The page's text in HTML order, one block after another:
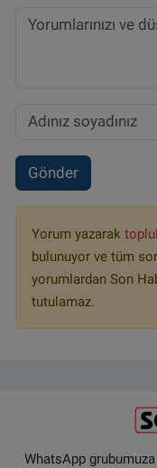
Gönder
Yorum yazarak
bulunuyor ve tüm
yorumlardan Son
tutulamaz.
WhatsApp grubumuza